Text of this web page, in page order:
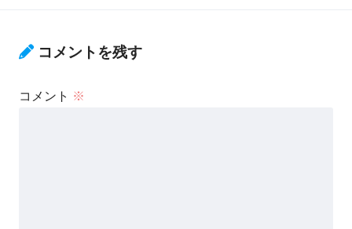
コメントを残す
コメント ※